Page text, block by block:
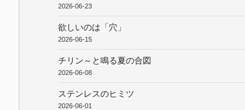
2026-06-23
欲しいのは「穴」
2026-06-15
チリン～と鳴る夏の合図
2026-06-08
ステンレスのヒミツ
2026-06-01